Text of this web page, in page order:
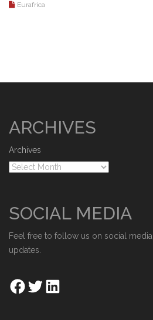
Eurafrica
ARCHIVES
Archives
SOCIAL MEDIA
Feel free to follow us on social
updates.